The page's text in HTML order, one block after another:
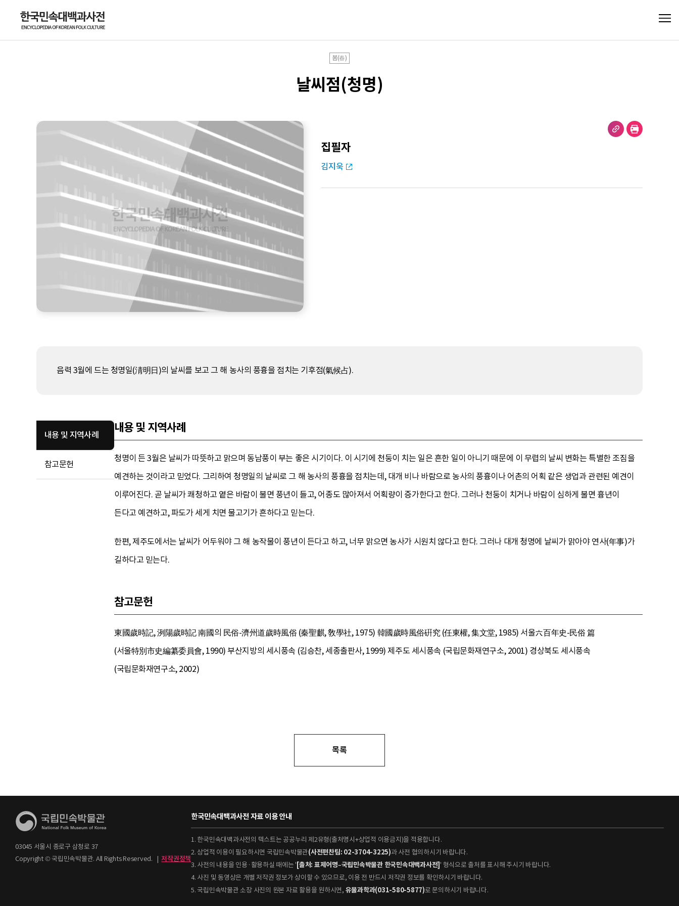
봄(春)
날씨점(청명)
집필자
김지욱
음력 3월에 드는 청명일(淸明日)의 날씨를 보고 그 해 농사의 풍흉을 점치는 기후점(氣候占).
내용 및 지역사례
참고문헌
내용 및 지역사례
청명이 든 3월은 날씨가 따뜻하고 맑으며 동남풍이 부는 좋은 시기이다. 이 시기에 천둥이 치는 일은 흔한 일이 아니기 때문에 이 무렵의 날씨 변화는 특별한 조짐을
예견하는 것이라고 믿었다. 그리하여 청명일의 날씨로 그 해 농사의 풍흉을 점치는데, 대개 비나 바람으로 농사의 풍흉이나 어촌의 어획 같은 생업과 관련된 예견이
이루어진다. 곧 날씨가 쾌청하고 옅은 바람이 불면 풍년이 들고, 어종도 많아져서 어획량이 증가한다고 한다. 그러나 천둥이 치거나 바람이 심하게 불면 흉년이
든다고 예견하고, 파도가 세게 치면 물고기가 흔하다고 믿는다.
한편, 제주도에서는 날씨가 어두워야 그 해 농작물이 풍년이 든다고 하고, 너무 맑으면 농사가 시원치 않다고 한다. 그러나 대개 청명에 날씨가 맑아야 연사(年事)가
길하다고 믿는다.
참고문헌
東國歲時記, 洌陽歲時記 南國의 民俗-濟州道歲時風俗 (秦聖麒, 敎學社, 1975) 韓國歲時風俗硏究 (任東權, 集文堂, 1985) 서울六百年史-民俗 篇
(서울特別市史編纂委員會, 1990) 부산지방의 세시풍속 (김승찬, 세종출판사, 1999) 제주도 세시풍속 (국립문화재연구소, 2001) 경상북도 세시풍속
(국립문화재연구소, 2002)
목록
03045 서울시 종로구 삼청로 37
Copyright © 국립민속박물관. All Rights Reserved.
| 저작권정책
한국민속대백과사전 자료 이용 안내
1. 한국민속대백과사전의 텍스트는 공공누리 제2유형(출처명시+상업적 이용금지)을 적용합니다.
2. 상업적 이용이 필요하시면 국립민속박물관(사전편찬팀: 02-3704-3225)과 사전 협의하시기 바랍니다.
3. 사전의 내용을 인용·활용하실 때에는 ' [출처: 표제어명–국립민속박물관 한국민속대백과사전] ' 형식으로 출처를 표시해 주시기 바랍니다.
4. 사진 및 동영상은 개별 저작권 정보가 상이할 수 있으므로, 이용 전 반드시 저작권 정보를 확인하시기 바랍니다.
5. 국립민속박물관 소장 사진의 원본 자료 활용을 원하시면, 유물과학과(031-580-5877)로 문의하시기 바랍니다.